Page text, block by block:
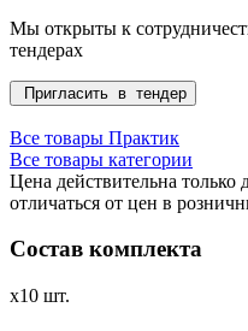
Мы открыты к
тендерах
Пригласить в тендер
Все товары Практик
Все товары категории
Цена действительна только
отличаться от цен в
Состав комплекта
x10 шт.